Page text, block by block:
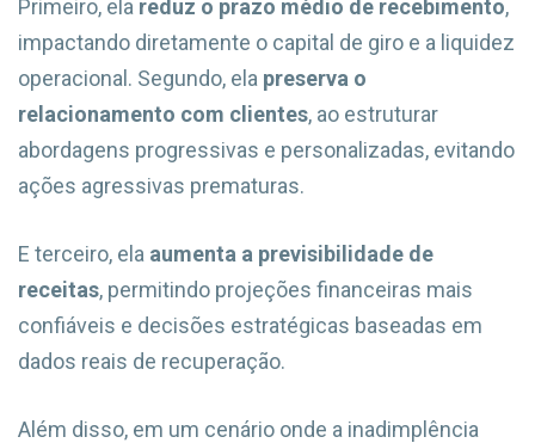
Primeiro, ela reduz o prazo médio de recebimento,
impactando diretamente o capital de giro e a liquidez
operacional. Segundo, ela preserva o
relacionamento com clientes, ao estruturar
abordagens progressivas e personalizadas, evitando
ações agressivas prematuras.
E terceiro, ela aumenta a previsibilidade de
receitas, permitindo projeções financeiras mais
confiáveis e decisões estratégicas baseadas em
dados reais de recuperação.
Além disso, em um cenário onde a inadimplência